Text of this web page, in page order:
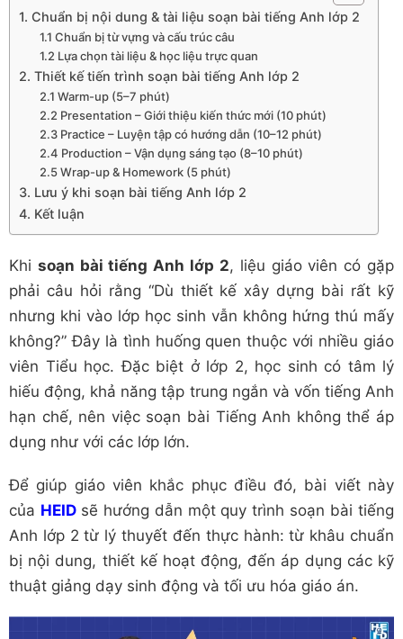
1. Chuẩn bị nội dung & tài liệu soạn bài tiếng Anh lớp 2
1.1 Chuẩn bị từ vựng và cấu trúc câu
1.2 Lựa chọn tài liệu & học liệu trực quan
2. Thiết kế tiến trình soạn bài tiếng Anh lớp 2
2.1 Warm-up (5–7 phút)
2.2 Presentation – Giới thiệu kiến thức mới (10 phút)
2.3 Practice – Luyện tập có hướng dẫn (10–12 phút)
2.4 Production – Vận dụng sáng tạo (8–10 phút)
2.5 Wrap-up & Homework (5 phút)
3. Lưu ý khi soạn bài tiếng Anh lớp 2
4. Kết luận
Khi soạn bài tiếng Anh lớp 2, liệu giáo viên có gặp
phải câu hỏi rằng “Dù thiết kế xây dựng bài rất kỹ
nhưng khi vào lớp học sinh vẫn không hứng thú mấy
không?” Đây là tình huống quen thuộc với nhiều giáo
viên Tiểu học. Đặc biệt ở lớp 2, học sinh có tâm lý
hiếu động, khả năng tập trung ngắn và vốn tiếng Anh
hạn chế, nên việc soạn bài Tiếng Anh không thể áp
dụng như với các lớp lớn.
Để giúp giáo viên khắc phục điều đó, bài viết này
của HEID sẽ hướng dẫn một quy trình soạn bài tiếng
Anh lớp 2 từ lý thuyết đến thực hành: từ khâu chuẩn
bị nội dung, thiết kế hoạt động, đến áp dụng các kỹ
thuật giảng dạy sinh động và tối ưu hóa giáo án.